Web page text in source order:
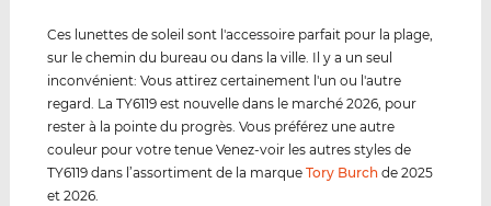
Ces lunettes de soleil sont l'accessoire parfait pour la plage,
sur le chemin du bureau ou dans la ville. Il y a un seul
inconvénient: Vous attirez certainement l'un ou l'autre
regard. La TY6119 est nouvelle dans le marché 2026, pour
rester à la pointe du progrès. Vous préférez une autre
couleur pour votre tenue Venez-voir les autres styles de
TY6119 dans l’assortiment de la marqueTory Burch de 2025
et 2026.